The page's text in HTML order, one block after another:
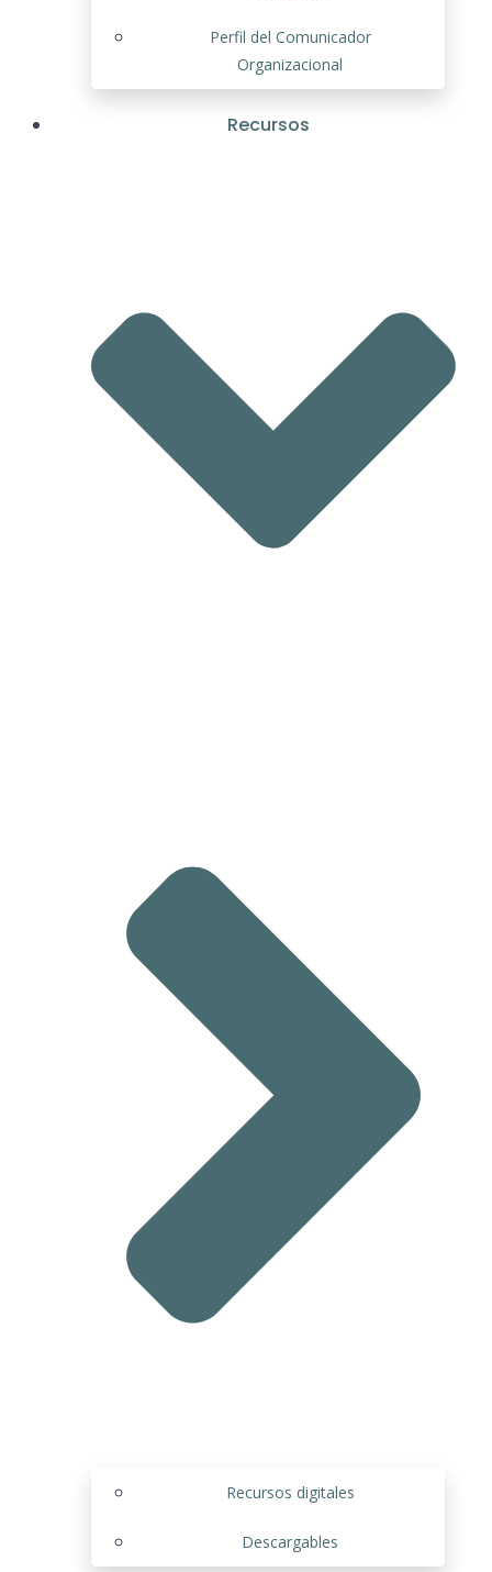
Perfil del Comunicador
Organizacional
Recursos
Recursos digitales
Descargables